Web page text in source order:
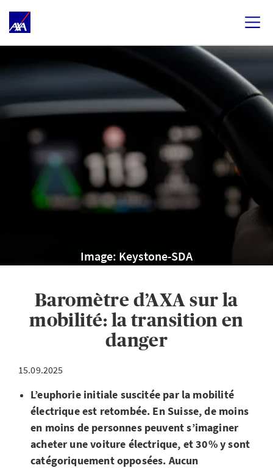
Image: Keystone-SDA
Baromètre d’AXA sur la
mobilité: la transition en
danger
15.09.2025
L’euphorie initiale suscitée par la mobilité
électrique est retombée. En Suisse, de moins
en moins de personnes peuvent s’imaginer
acheter une voiture électrique, et 30% y sont
catégoriquement opposées. Aucun